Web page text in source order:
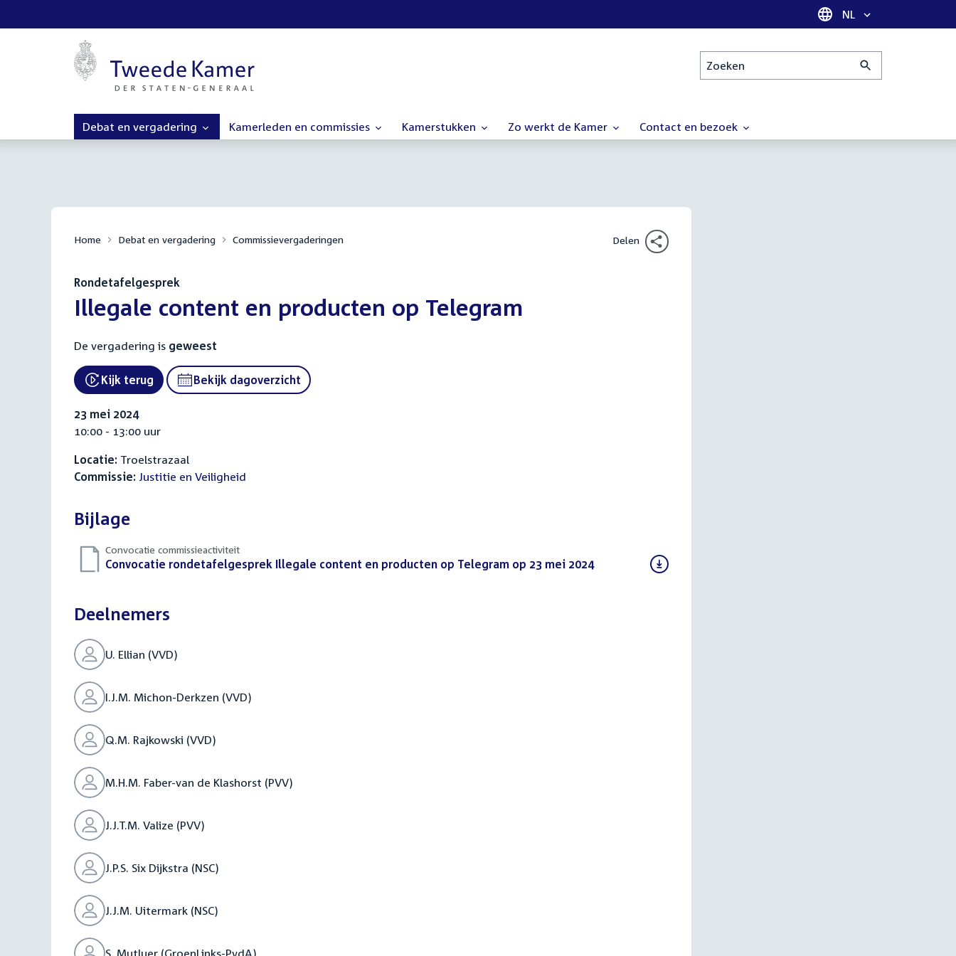
Taal selectie
NL
Zoeken
Debat en vergadering Kamerleden en commissies Kamerstukken Zo werkt de Kamer Contact en bezoek
Home Debat en vergadering Commissievergaderingen Delen
Rondetafelgesprek
:Illegale content en producten op Telegram
De vergadering is geweest
External link:
Kijk terug Bekijk dagoverzicht
23 mei 2024
10:00 - 13:00 uur
Locatie: Troelstrazaal
Commissie: Justitie en Veiligheid
Bijlage
Convocatie commissieactiviteit
Download
Convocatie rondetafelgesprek Illegale content en producten op Telegram op 23 mei 2024(PDF)
Deelnemers
U. Ellian (VVD)
I.J.M. Michon-Derkzen (VVD)
Q.M. Rajkowski (VVD)
M.H.M. Faber-van de Klashorst (PVV)
J.J.T.M. Valize (PVV)
J.P.S. Six Dijkstra (NSC)
J.J.M. Uitermark (NSC)
S. Mutluer (GroenLinks-PvdA)